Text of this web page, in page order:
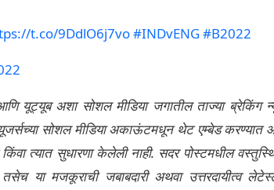
t.co/9DdlO6j7vo#INDvENG#B2022
यूट्यूब अशा सोशल मीडिया जगातील ताज्या ब्रेकिंग
सोशल मीडिया अकाऊंटमधून थेट एम्बेड करण्यात
त्यात सुधारणा केलेली नाही. सदर पोस्टमधील
या मजकूराची जबाबदारी अथवा उत्तरदायीत्व